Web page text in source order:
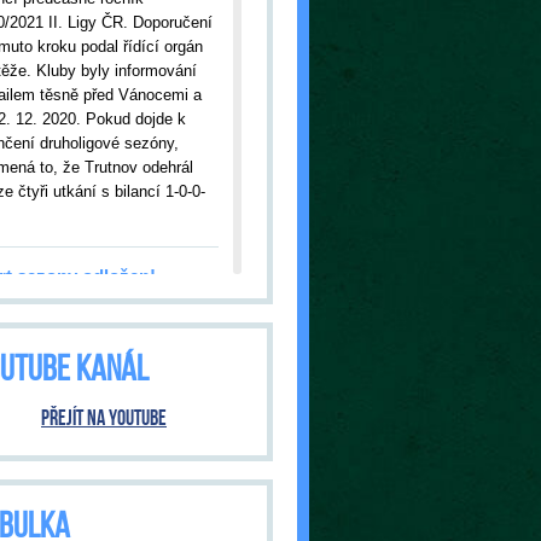
2021 II. Ligy ČR. Doporučení
kroku podal řídící orgán
Kluby byly informování
těsně před Vánocemi a
12. 2020. Pokud dojde k
druholigové sezóny,
to, že Trutnov odehrál
čtyři utkání s bilancí 1-0-0-
sezony odložen!
s Jabloncem nad Nisou.
sezóně až ve středu, 23.
hosty ze Dvora Králové.
bude pod přísnými
vlády ČR. O tom, jak
budeme informovat
KANÁL
Přejít na YouTube